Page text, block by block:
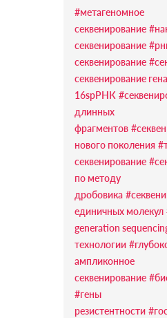
#метагеномное
секвенирование
секвенирование
секвенирование
секвенирование гена
16sрРНК
длинных
фрагментов
нового поколения
секвенирование
по методу
дробовика
единичных молекул
generation
технологии
ампликонное
секвенирование
#гены
резистентности